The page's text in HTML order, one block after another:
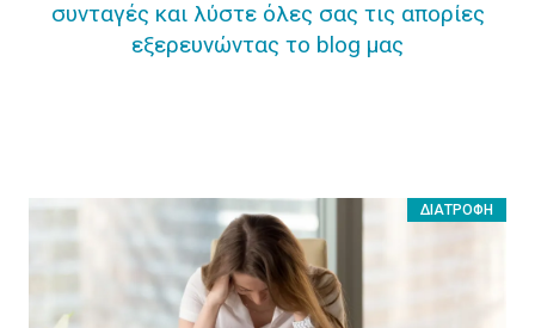
συνταγές και λύστε όλες σας τις απορίες
εξερευνώντας το blog μας
ΔΙΑΤΡΟΦΉ